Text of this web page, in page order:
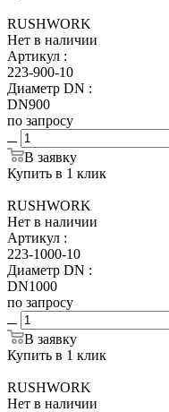
RUSHWORK
Нет в наличии
Артикул :
223-900-10
Диаметр DN :
DN900
по запросу
В заявку
Купить в 1 клик
RUSHWORK
Нет в наличии
Артикул :
223-1000-10
Диаметр DN :
DN1000
по запросу
В заявку
Купить в 1 клик
RUSHWORK
Нет в наличии